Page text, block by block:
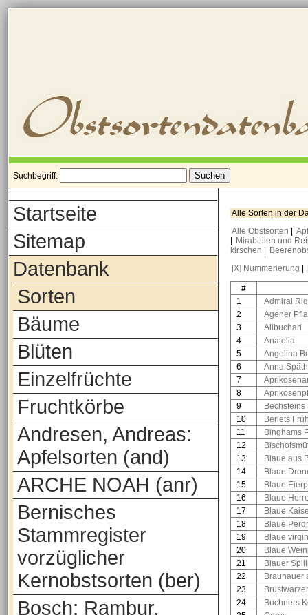
Suchbegriff:
Startseite
Sitemap
Datenbank
Sorten
Bäume
Blüten
Einzelfrüchte
Fruchtkörbe
Andresen, Andreas:
Apfelsorten (and)
ARCHE NOAH (anr)
Bernisches
Stammregister
vorzüglicher
Kernobstsorten (ber)
Bosch: Rambur,
Alle Sorten in der
Alle Obstsorten
Mirabellen und
kirschen
[X] Nummerierung
#
1
Admiral
2
Agener
3
Alibuchari
4
Anatolia
5
Angelina
6
Anna Späth
7
8
9
10
Berlets
11
Binghams
12
13
Blaue aus
14
Blaue
15
Blaue
16
Blaue
17
Blaue
18
Blaue
19
Blaue
20
Blaue
21
Blauer
22
Braunauer
23
24
Buchners